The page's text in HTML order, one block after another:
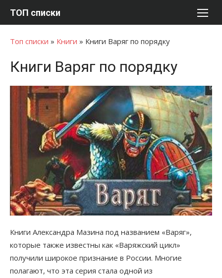
ТОП списки
Топ списки » Книги » Книги Варяг по порядку
Книги Варяг по порядку
Книги Александра Мазина под названием «Варяг»,
которые также известны как «Варяжский цикл»
получили широкое признание в России. Многие
полагают, что эта серия стала одной из